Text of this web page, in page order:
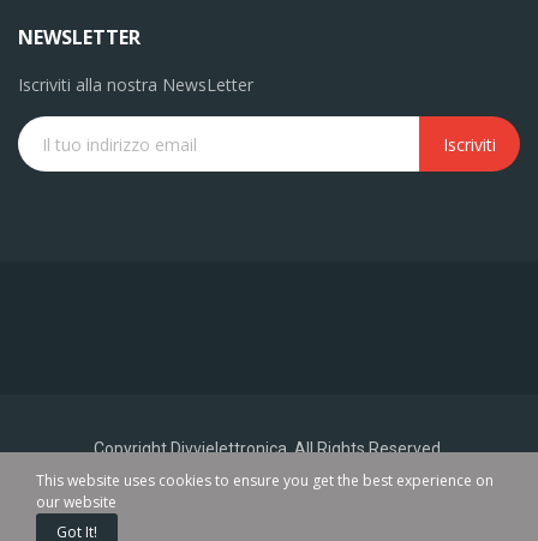
NEWSLETTER
Iscriviti alla nostra NewsLetter
Iscriviti
Copyright Divvielettronica. All Rights Reserved.
This website uses cookies to ensure you get the best experience on
our website
Got It!